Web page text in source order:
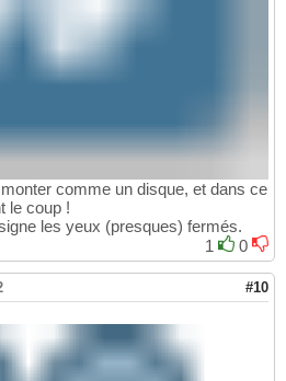
comme un disque, et dans ce
le coup !
les yeux (presques) fermés.
1
0
#10